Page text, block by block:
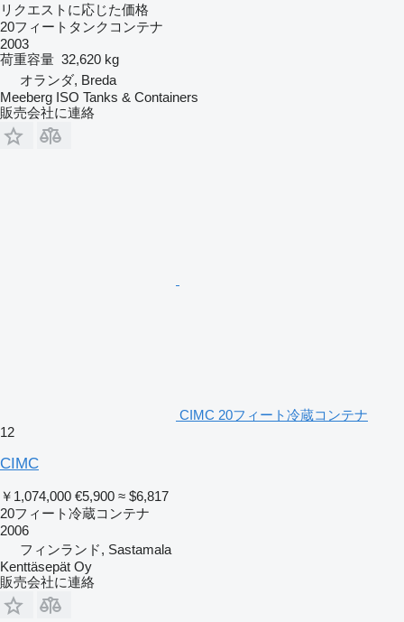
リクエストに応じた価格
20フィートタンクコンテナ
2003
荷重容量 32,620 kg
オランダ, Breda
Meeberg ISO Tanks & Containers
販売会社に連絡
CIMC 20フィート冷蔵コンテナ
12
CIMC
￥1,074,000 €5,900 ≈ $6,817
20フィート冷蔵コンテナ
2006
フィンランド, Sastamala
Kenttäsepät Oy
販売会社に連絡